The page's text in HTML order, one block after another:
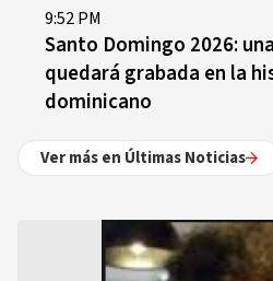
9:52 PM
Santo Domingo 2026:
quedará grabada en la
dominicano
Ver más en Últimas Noticias